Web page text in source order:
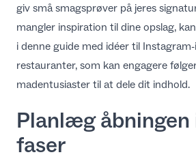
giv små smagsprøver på jeres
mangler inspiration til dine opslag,
i denne guide med idéer til
restauranter, som kan engagere
madentusiaster til at dele dit indhold.
Planlæg åbningen
faser